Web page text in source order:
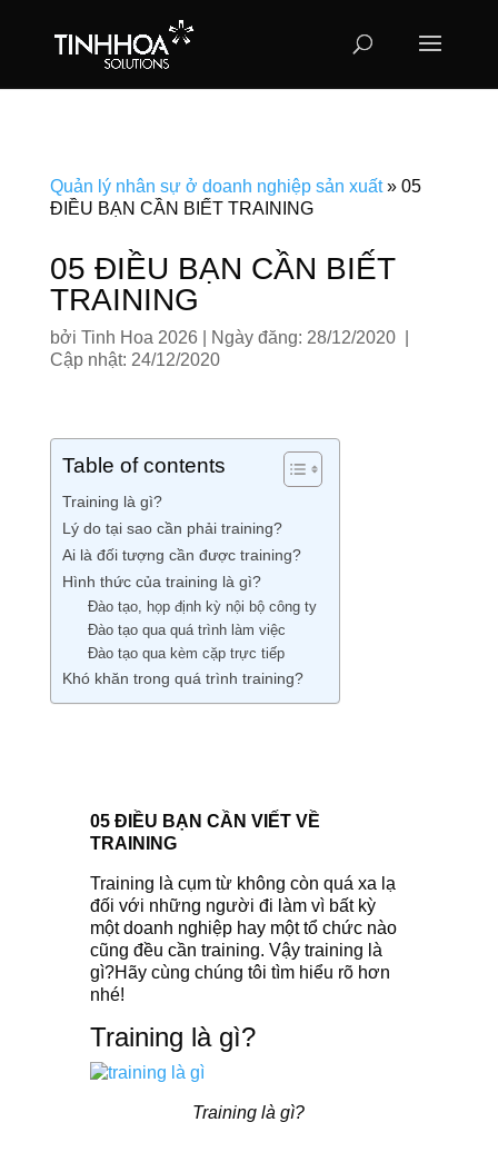
Quản lý nhân sự ở doanh nghiệp sản xuất» 05
ĐIỀU BẠN CẦN BIẾT TRAINING
05 ĐIỀU BẠN CẦN BIẾT
TRAINING
bởi Tinh Hoa 2026
Ngày đăng: 28/12/2020 |
Cập nhật: 24/12/2020
Table of contents
Training là gì?
Lý do tại sao cần phải training?
Ai là đối tượng cần được training?
Hình thức của training là gì?
Đào tạo, họp định kỳ nội bộ công ty
Đào tạo qua quá trình làm việc
Đào tạo qua kèm cặp trực tiếp
Khó khăn trong quá trình training?
05 ĐIỀU BẠN CẦN VIẾT VỀ
TRAINING
Training là cụm từ không còn quá xa lạ
đối với những người đi làm vì bất kỳ
một doanh nghiệp hay một tổ chức nào
cũng đều cần training. Vậy training là
gì?Hãy cùng chúng tôi tìm hiểu rõ hơn
nhé!
Training là gì?
Training là gì?